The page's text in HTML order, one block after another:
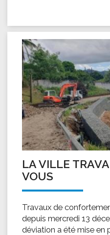
LA VILLE
VOUS
Travaux de
depuis mercredi 13
déviation a été mise en